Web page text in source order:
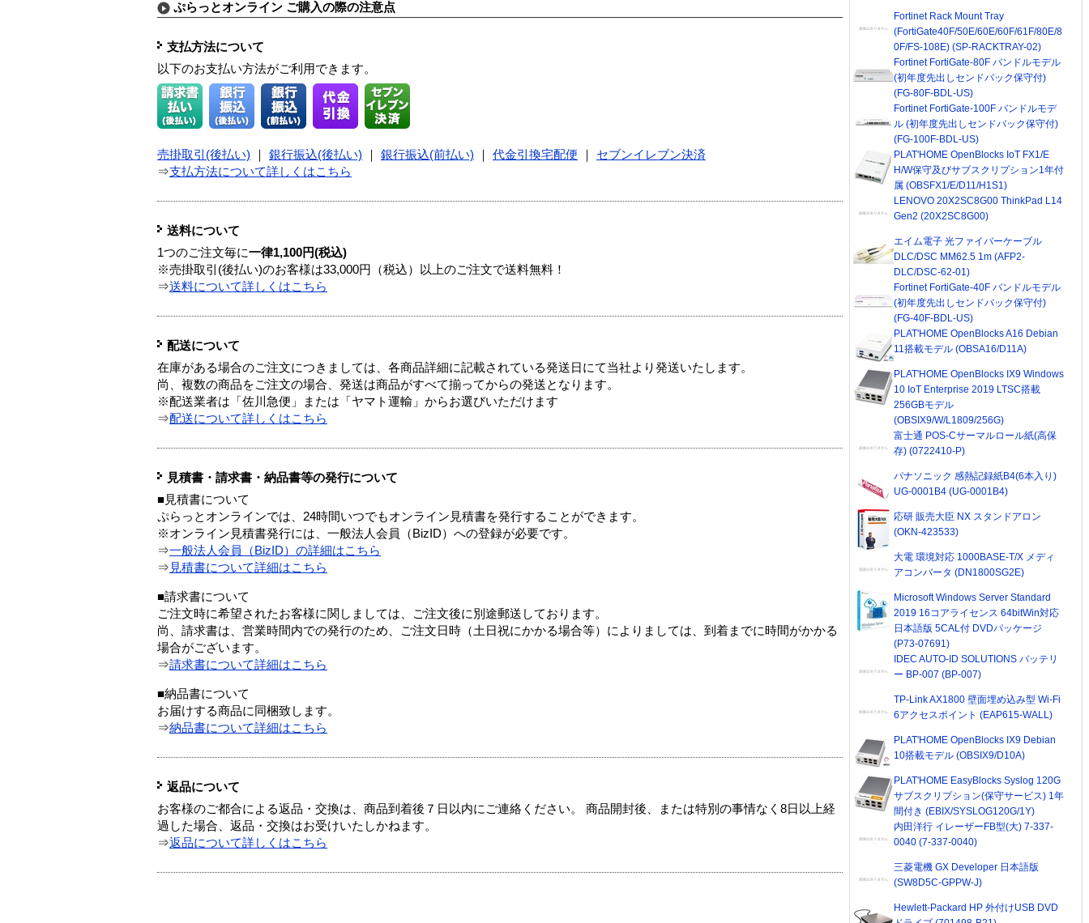
ぷらっとオンライン ご購入の際の注意点
支払方法について
以下のお支払い方法がご利用できます。
売掛取引(後払い) 銀行振込(後払い) 銀行振込(前払い) 代金引換宅配便
セブンイレブン決済
⇒支払方法について詳しくはこちら
送料について
1つのご注文毎に一律1,100円(税込)
※売掛取引(後払い)のお客様は33,000円（税込）以上のご注文で送料無料！
⇒送料について詳しくはこちら
配送について
在庫がある場合のご注文につきましては、各商品詳細に記載されている発送日にて当社より発送いたします。
尚、複数の商品をご注文の場合、発送は商品がすべて揃ってからの発送となります。
※配送業者は「佐川急便」または「ヤマト運輸」からお選びいただけます
⇒配送について詳しくはこちら
見積書・請求書・納品書等の発行について
■見積書について
ぷらっとオンラインでは、24時間いつでもオンライン見積書を発行することができます。
※オンライン見積書発行には、一般法人会員（BizID）への登録が必要です。
⇒一般法人会員（BizID）の詳細はこちら
⇒ 見積書について詳細はこちら
■請求書について
ご注文時に希望されたお客様に関しましては、ご注文後に別途郵送しております。
尚、請求書は、営業時間内での発行のため、ご注文日時（土日祝にかかる場合等）によりましては、到着までに時間がかかる
場合がございます。
⇒請求書について詳細はこちら
■納品書について
お届けする商品に同梱致します。
⇒納品書について詳細はこちら
返品について
お客様のご都合による返品・交換は、商品到着後７日以内にご連絡ください。 商品開封後、または特別の事情なく8日以上経
過した場合、返品・交換はお受けいたしかねます。
⇒返品について詳しくはこちら
Fortinet Rack Mount Tray
(FortiGate40F/50E/60E/60F/61F/80E/8
0F/FS-108E) (SP-RACKTRAY-02)
Fortinet FortiGate-80F バンドルモデル
(初年度先出しセンドバック保守付)
(FG-80F-BDL-US)
Fortinet FortiGate-100F バンドルモデ
ル (初年度先出しセンドバック保守付)
(FG-100F-BDL-US)
PLAT'HOME OpenBlocks IoT FX1/E
H/W保守及びサブスクリプション1年付
属 (OBSFX1/E/D11/H1S1)
LENOVO 20X2SC8G00 ThinkPad L14
Gen2 (20X2SC8G00)
エイム電子 光ファイバーケーブル
DLC/DSC MM62.5 1m (AFP2-
DLC/DSC-62-01)
Fortinet FortiGate-40F バンドルモデル
(初年度先出しセンドバック保守付)
(FG-40F-BDL-US)
PLAT'HOME OpenBlocks A16 Debian
11搭載モデル (OBSA16/D11A)
PLAT'HOME OpenBlocks IX9 Windows
10 IoT Enterprise 2019 LTSC搭載
256GBモデル
(OBSIX9/W/L1809/256G)
富士通 POS-Cサーマルロール紙(高保
存) (0722410-P)
パナソニック 感熱記録紙B4(6本入り)
UG-0001B4 (UG-0001B4)
応研 販売大臣 NX スタンドアロン
(OKN-423533)
大電 環境対応 1000BASE-T/X メディ
アコンバータ (DN1800SG2E)
Microsoft Windows Server Standard
2019 16コアライセンス 64bitWin対応
日本語版 5CAL付 DVDパッケージ
(P73-07691)
IDEC AUTO-ID SOLUTIONS バッテリ
ー BP-007 (BP-007)
TP-Link AX1800 壁面埋め込み型 Wi-Fi
6アクセスポイント (EAP615-WALL)
PLAT'HOME OpenBlocks IX9 Debian
10搭載モデル (OBSIX9/D10A)
PLAT'HOME EasyBlocks Syslog 120G
サブスクリプション(保守サービス) 1年
間付き (EBIX/SYSLOG120G/1Y)
内田洋行 イレーザーFB型(大) 7-337-
0040 (7-337-0040)
三菱電機 GX Developer 日本語版
(SW8D5C-GPPW-J)
Hewlett-Packard HP 外付けUSB DVD